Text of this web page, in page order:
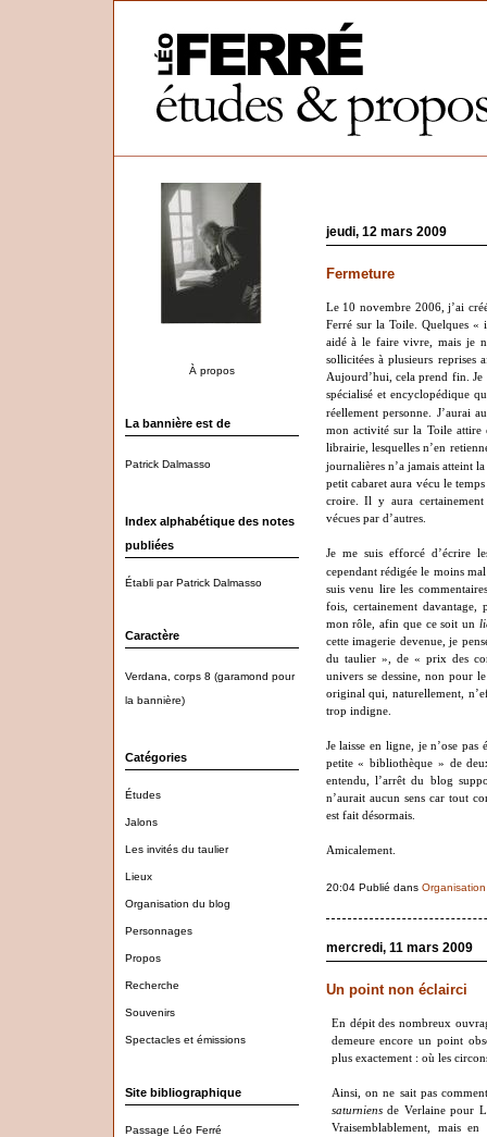
À propos
La bannière est de
Patrick Dalmasso
Index alphabétique des notes
publiées
Établi par Patrick Dalmasso
Caractère
Verdana, corps 8 (garamond pour
la bannière)
Catégories
Études
Jalons
Les invités du taulier
Lieux
Organisation du blog
Personnages
Propos
Recherche
Souvenirs
Spectacles et émissions
Site bibliographique
Passage Léo Ferré
jeudi, 12 mars 2009
Fermeture
Le 10 novembre 2006, j’ai
Ferré sur la Toile. Quelques «
aidé à le faire vivre, mais je
sollicitées à plusieurs reprises
Aujourd’hui, cela prend fin.
spécialisé et encyclopédique
réellement personne. J’aurai
mon activité sur la Toile attire
librairie, lesquelles n’en
journalières n’a jamais atteint
petit cabaret aura vécu le
croire. Il y aura certainement
vécues par d’autres.
Je me suis efforcé d’écrire
cependant rédigée le moins
suis venu lire les
fois, certainement davantage,
mon rôle, afin que ce soit un
cette imagerie devenue, je
du taulier », de « prix des
univers se dessine, non pour
original qui, naturellement,
trop indigne.
Je laisse en ligne, je n’ose
petite « bibliothèque » de
entendu, l’arrêt du blog
n’aurait aucun sens car tout
est fait désormais.
Amicalement.
20:04 Publié dans
mercredi, 11 mars 2009
Un point non éclairci
En dépit des nombreux
demeure encore un point
plus exactement : où les
Ainsi, on ne sait pas
saturniensde Verlaine pour
Vraisemblablement, mais